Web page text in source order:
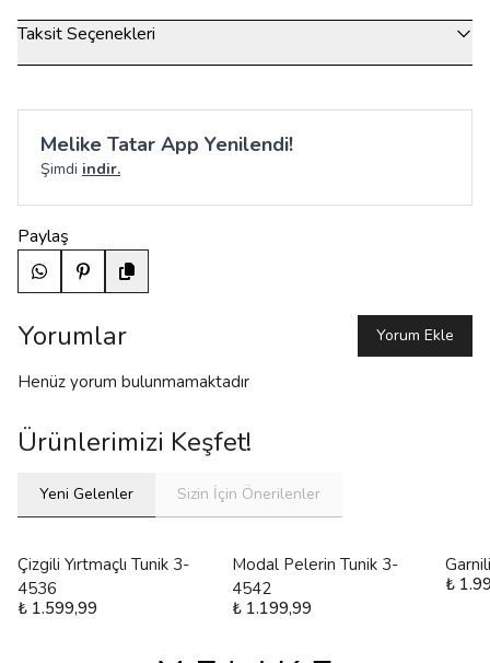
Taksit Seçenekleri
Melike Tatar App Yenilendi!
Şimdi indir.
Paylaş
Yorumlar Yorum Ekle
Henüz yorum bulunmamaktadır
Ürünlerimizi Keşfet!
Yeni Gelenler Sizin İçin Önerilenler
Çizgili Yırtmaçlı Tunik 3-
4536
₺ 1.599,99
Modal Pelerin Tunik 3-
4542
₺ 1.199,99
₺